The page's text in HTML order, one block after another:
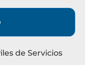
de Servicios